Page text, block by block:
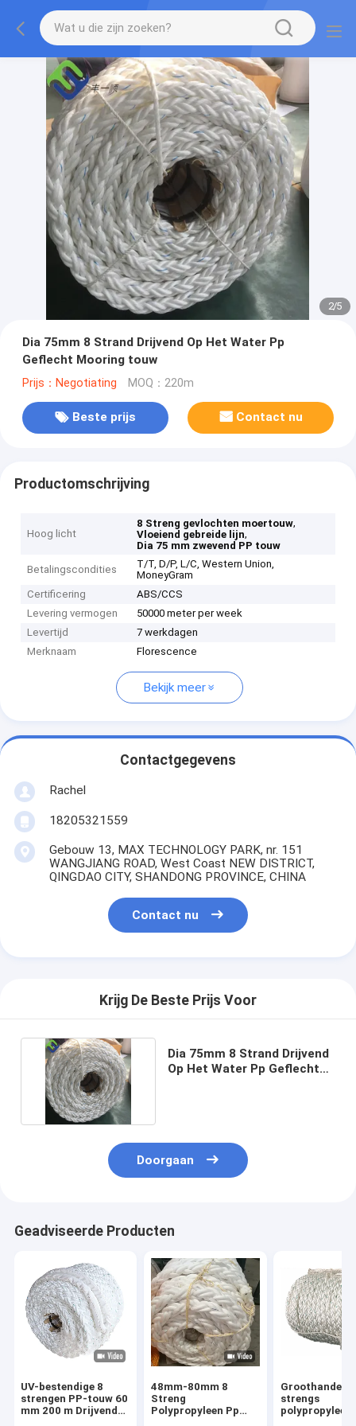
2/5
Dia 75mm 8 Strand Drijvend Op Het Water Pp
Geflecht Mooring touw
Prijs：Negotiating MOQ：220m
Beste prijs Contact nu
Productomschrijving
Hoog licht
8 Streng gevlochten moertouw,
Vloeiend gebreide lijn,
Dia 75 mm zwevend PP touw
Betalingscondities
T/T, D/P, L/C, Western Union,
MoneyGram
Certificering
ABS/CCS
Levering vermogen
50000 meter per week
Levertijd
7 werkdagen
Merknaam
Florescence
Bekijk meer
Contactgegevens
Rachel
18205321559
Gebouw 13, MAX TECHNOLOGY PARK, nr. 151
WANGJIANG ROAD, West Coast NEW DISTRICT,
QINGDAO CITY, SHANDONG PROVINCE, CHINA
Contact nu
Krijg De Beste Prijs Voor
Dia 75mm 8 Strand Drijvend
Op Het Water Pp Geflecht
Doorgaan
Geadviseerde Producten
UV-bestendige 8
strengen PP-touw 60
mm 200 m Drijvend
48mm-80mm 8
Streng
Polypropyleen Pp
Groothandel 8
strengs
polypropyleen